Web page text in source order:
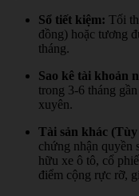
Sổ tiết kiệm: Tối
đồng) hoặc tương
tháng.
Sao kê tài khoản
trong 3-6 tháng
xuyên.
Tài sản khác
chứng nhận quyền
hữu xe ô tô, cổ
điểm cộng rực rỡ,